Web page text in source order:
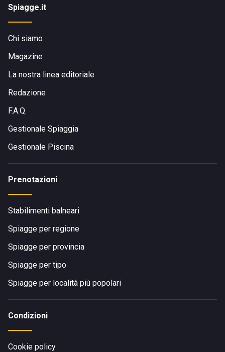
Spiagge.it
Chi siamo
Magazine
La nostra linea editoriale
Redazione
F.A.Q.
Gestionale Spiaggia
Gestionale Piscina
Prenotazioni
Stabilimenti balneari
Spiagge per regione
Spiagge per provincia
Spiagge per tipo
Spiagge per località più popolari
Condizioni
Cookie policy